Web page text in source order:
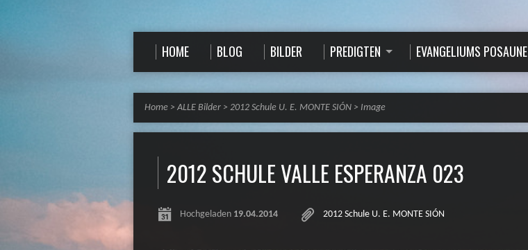
HOME BLOG BILDER PREDIGTEN EVANGELIUMS POSAUNE
Home > ALLE Bilder > 2012 Schule U. E. MONTE SIÓN > Image
2012 SCHULE VALLE ESPERANZA 023
Hochgeladen 19.04.2014 2012 Schule U. E. MONTE SIÓN